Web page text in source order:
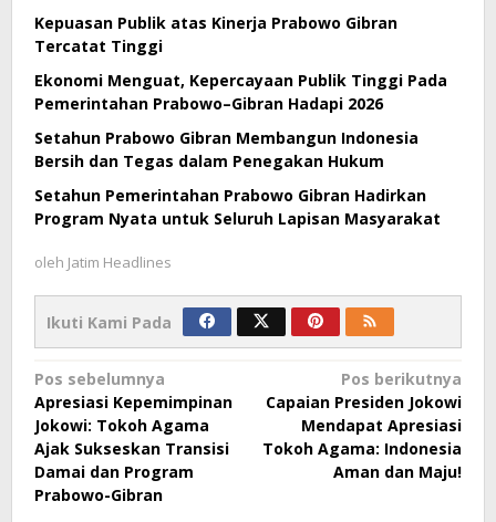
Kepuasan Publik atas Kinerja Prabowo Gibran
Tercatat Tinggi
Ekonomi Menguat, Kepercayaan Publik Tinggi Pada
Pemerintahan Prabowo–Gibran Hadapi 2026
Setahun Prabowo Gibran Membangun Indonesia
Bersih dan Tegas dalam Penegakan Hukum
Setahun Pemerintahan Prabowo Gibran Hadirkan
Program Nyata untuk Seluruh Lapisan Masyarakat
oleh Jatim Headlines
Ikuti Kami Pada
Navigasi
pos
Pos sebelumnya
Apresiasi Kepemimpinan
Jokowi: Tokoh Agama
Ajak Sukseskan Transisi
Damai dan Program
Prabowo-Gibran
Pos berikutnya
Capaian Presiden Jokowi
Mendapat Apresiasi
Tokoh Agama: Indonesia
Aman dan Maju!